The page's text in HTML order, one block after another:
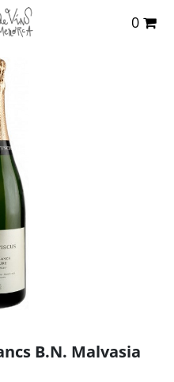
0
CESTA
B.N. Malvasia